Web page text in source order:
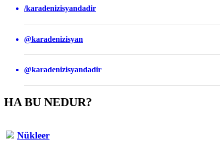
/karadenizisyandadir
@karadenizisyan
@karadenizisyandadir
HA BU NEDUR?
Nükleer